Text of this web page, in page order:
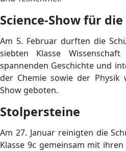
Science-Show für die
Am 5. Februar durften die
siebten Klasse
spannenden Geschichte und
der Chemie sowie der Physik
Show geboten.
Stolpersteine
Am 27. Januar reinigten die
Klasse 9c gemeinsam mit